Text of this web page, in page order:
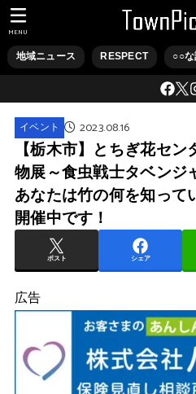
地域ニュース RESPECT ○○な
MENU
イベント 2023.08.16
【栃木市】とちぎ花セ
物展～食虫戦士タベンジ
あなたは竹の何を知って
開催中です！
ポスト シェア
広告